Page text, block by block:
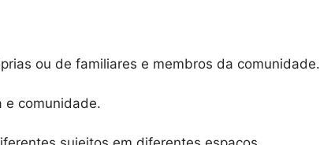
ou de familiares e membros da comunidade.
e comunidade.